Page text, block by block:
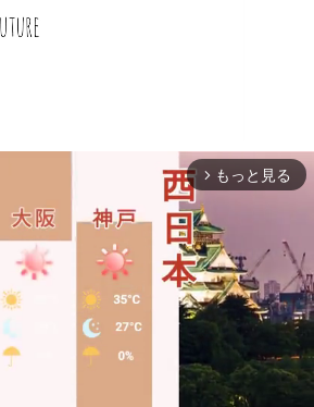
arrow_forward_ios もっと見る